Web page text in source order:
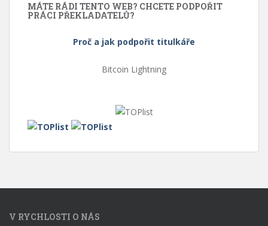
MÁTE RÁDI TENTO WEB? CHCETE PODPOŘIT
PRÁCI PŘEKLADATELŮ?
Proč a jak podpořit titulkáře
Bitcoin Lightning
V RYCHLOSTI O NÁS